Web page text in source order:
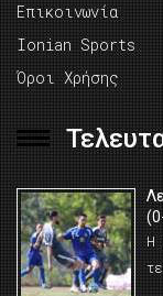
Επικοινωνία
Ionian Sports
Όροι Χρήσης
Η